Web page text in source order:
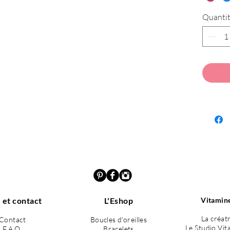
“Les
osent la
l’audace.
détails
et contact L'Eshop
Boucles d'oreilles
La
Le Studio